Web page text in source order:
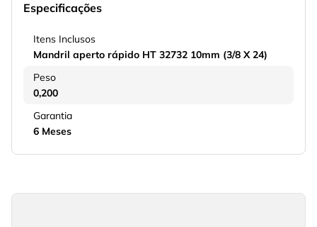
Especificações
Itens Inclusos
Mandril aperto rápido HT 32732 10mm (3/8 X 24)
Peso
0,200
Garantia
6 Meses